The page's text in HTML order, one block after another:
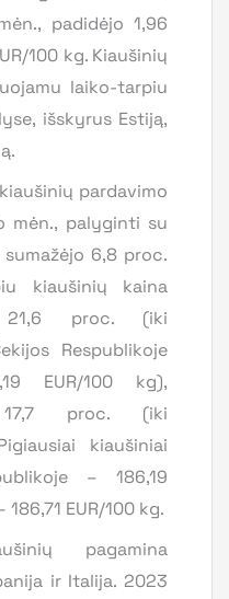
padidėjo 1,96
100 kg. Kiaušinių
laiko-tarpiu
išskyrus Estiją,
pardavimo
mėn., palyginti su
6,8 proc.
kiaušinių kaina
21,6 proc. (iki
Respublikoje
EUR/100 kg),
17,7 proc. (iki
kiaušiniai
– 186,19
EUR/100 kg.
pagamina
ir Italija. 2023